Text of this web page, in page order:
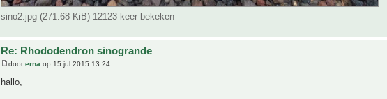
sino2.jpg (271.68 KiB) 12123 keer bekeken
Re: Rhododendron sinogrande
doorerna op 15 jul 2015 13:24
hallo,